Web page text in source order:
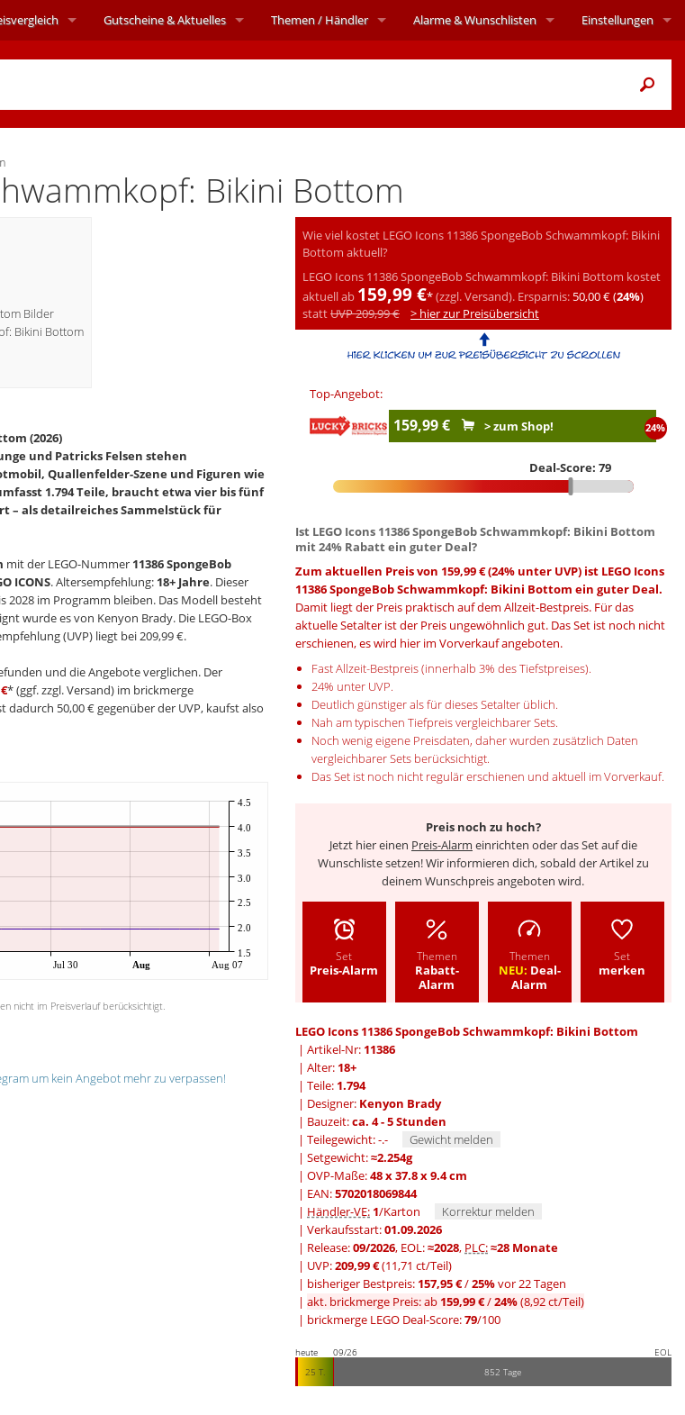
Bikini Bottom
Wie viel kostet LEGO Icons 11386 SpongeBob Schwammkopf: Bikini
Bottom aktuell?
LEGO Icons 11386 SpongeBob Schwammkopf: Bikini Bottom kostet
aktuell ab 159,99 €*(zzgl. Versand). Ersparnis: 50,00 € (24%)
stattUVP 209,99 € > hier zur Preisübersicht
Top-Angebot:
159,99 € 24%
> zum Shop!
Deal-Score: 79
Ist LEGO Icons 11386 SpongeBob Schwammkopf: Bikini Bottom
mit 24% Rabatt ein guter Deal?
Zum aktuellen Preis von 159,99 € (24% unter UVP) ist LEGO Icons
11386 SpongeBob Schwammkopf: Bikini Bottom ein guter Deal.
Damit liegt der Preis praktisch auf dem Allzeit-Bestpreis. Für das
aktuelle Setalter ist der Preis ungewöhnlich gut. Das Set ist noch nicht
erschienen, es wird hier im Vorverkauf angeboten.
Fast Allzeit-Bestpreis (innerhalb 3% des Tiefstpreises).
24% unter UVP.
Deutlich günstiger als für dieses Setalter üblich.
Nah am typischen Tiefpreis vergleichbarer Sets.
Noch wenig eigene Preisdaten, daher wurden zusätzlich Daten
vergleichbarer Sets berücksichtigt.
Das Set ist noch nicht regulär erschienen und aktuell im Vorverkauf.
Preis noch zu hoch?
Jetzt hier einen Preis-Alarm einrichten oder das Set auf die
Wunschliste setzen! Wir informieren dich, sobald der Artikel zu
deinem Wunschpreis angeboten wird.
Set
Preis-Alarm
Themen
Rabatt-
Alarm
Themen
NEU: Deal-
Alarm
Set
merken
LEGO Icons 11386 SpongeBob Schwammkopf: Bikini Bottom
| Artikel-Nr: 11386
| Alter: 18+
| Teile: 1.794
| Designer: Kenyon Brady
| Bauzeit:ca. 4 - 5 Stunden
| Teilegewicht: -.-
Gewicht melden
| Setgewicht:≈2.254g
| OVP-Maße:48 x 37.8 x 9.4 cm
| EAN:5702018069844
| Händler-VE: 1/Karton
Korrektur melden
| Verkaufsstart:01.09.2026
| Release:09/2026, EOL:≈2028, PLC:≈28 Monate
| UVP:209,99 €(11,71 ct/Teil)
| bisheriger Bestpreis: 157,95 €/25%vor 22 Tagen
| akt. brickmerge Preis: ab 159,99 €/24%(8,92 ct/Teil)
| brickmerge LEGO Deal-Score:79/100
heute 09/26
EOL
25 T.
852 Tage
Bilder
Bikini Bottom
(2026)
und Patricks Felsen stehen
Quallenfelder-Szene und Figuren wie
1.794 Teile, braucht etwa vier bis fünf
– als detailreiches Sammelstück für
mit der LEGO-Nummer 11386 SpongeBob
ICONS. Altersempfehlung: 18+ Jahre. Dieser
2028 im Programm bleiben. Das Modell besteht
wurde es von Kenyon Brady. Die LEGO-Box
(UVP) liegt bei 209,99 €.
und die Angebote verglichen. Der
* (ggf. zzgl. Versand) im brickmerge
dadurch 50,00 € gegenüber der UVP, kaufst also
Jul 30 Aug Aug 07
1.5
2.0
2.5
3.0
3.5
4.0
4.5
nicht im Preisverlauf berücksichtigt.
um kein Angebot mehr zu verpassen!
Gutscheine &Aktuelles Themen/ Händler Alarme& Wunschlisten Einstellungen